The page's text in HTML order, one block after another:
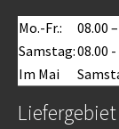
Mo.-Fr.:
08.00
Samstag:08.00
Im Mai
Liefergebiet